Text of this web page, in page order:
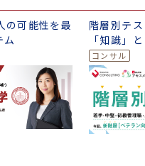
の可能性を最
ム
階層別テ
「知識」
テスト